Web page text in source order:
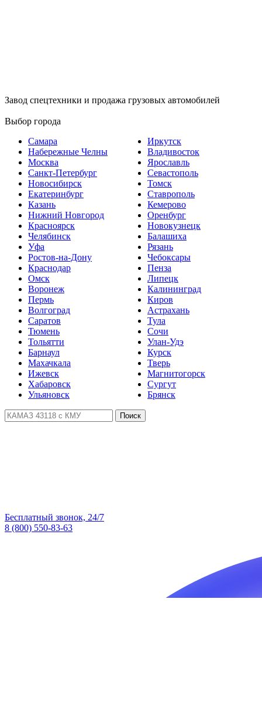
Завод спецтехники и продажа грузовых автомобилей
Выбор города
Самара
Набережные Челны
Москва
Санкт-Петербург
Новосибирск
Екатеринбург
Казань
Нижний Новгород
Красноярск
Челябинск
Уфа
Ростов-на-Дону
Краснодар
Омск
Воронеж
Пермь
Волгоград
Саратов
Тюмень
Тольятти
Барнаул
Махачкала
Ижевск
Хабаровск
Ульяновск
Иркутск
Владивосток
Ярославль
Севастополь
Томск
Ставрополь
Кемерово
Оренбург
Новокузнецк
Балашиха
Рязань
Чебоксары
Пенза
Липецк
Калининград
Киров
Астрахань
Тула
Сочи
Улан-Удэ
Курск
Тверь
Магнитогорск
Сургут
Брянск
Поиск
Бесплатный звонок, 24/7
8 (800) 550-83-63